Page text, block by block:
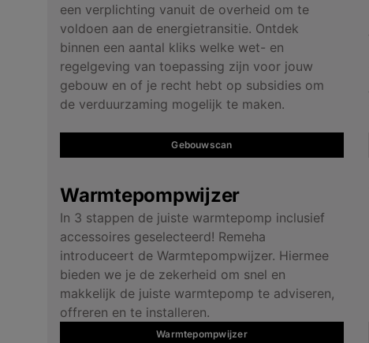
een verplichting vanuit de overheid om te
voldoen aan de energietransitie. Ontdek
binnen een aantal kliks welke wet- en
regelgeving van toepassing zijn voor jouw
gebouw en of je recht hebt op subsidies om
de verduurzaming mogelijk te maken.
Gebouwscan
Warmtepompwijzer
In 3 stappen de juiste warmtepomp inclusief
accessoires geselecteerd! Remeha
introduceert de Warmtepompwijzer. Hiermee
bieden we je de zekerheid om snel en
makkelijk de juiste warmtepomp te adviseren,
offreren en te installeren.
Warmtepompwijzer